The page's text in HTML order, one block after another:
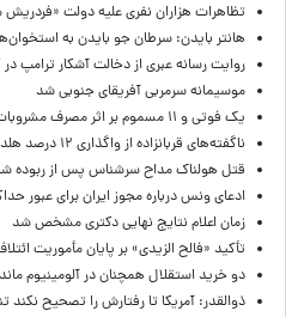
تظاهرات هزاران نفری علیه دولت
هانتر بایدن: سرطان جو بایدن به
روایت رسانه عبری از دخالت آشکار ترامپ در
موسیمانه سرمربی آفریقای جنوبی شد
یک فوتی و ۱۱ مسموم بر اثر مصرف مشروبات الکلی در نیشابور
ناگفته‌های قربانزاده از واگذاری ۱۲ درصد هلدینگ خلیج فارس
قتل هولناک مداح سرشناس پس از ربوده
ادعای ونس درباره مجوز ایران برای عبور
زمان اعلام نتایج نهایی دکتری مشخص شد
تأکید «فالح الزیدی» بر پایان مأموریت
دو خرید استقلال همچنان در آلومینیوم
ذوالقدر: آمریکا تا رفتارش را تصحیح نکند